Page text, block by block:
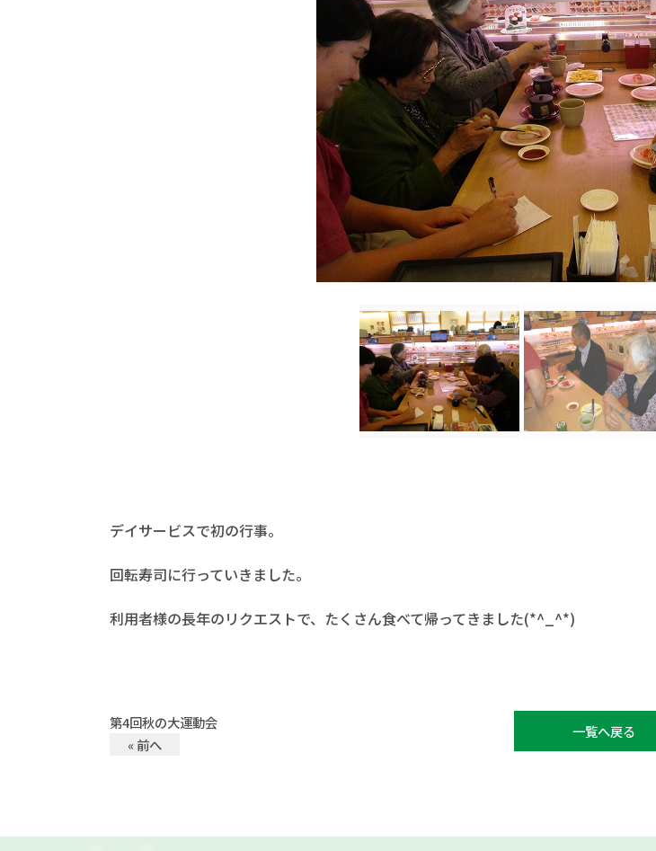
デイサービスで初の行事。
回転寿司に行っていきました。
利用者様の長年のリクエストで、たくさん食べて帰ってきました(*^_^*)
第4回秋の大運動会
« 前へ
一覧へ戻る